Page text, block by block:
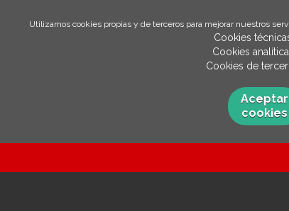
Utilizamos cookies propias y de terceros para mejorar nuestros
Cookies
Cookies
Cookies de
Aceptar
cookies